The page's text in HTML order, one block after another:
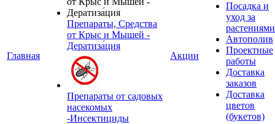
Главная
Препараты, Средства
от Крыс и Мышей -
Дератиза́ция
Препараты от садовых
насекомых
-Инсектициды
Акции
Посадка и
уход за
растениями
Автополив
Проектные
работы
Доставка
заказов
Доставка
цветов
(букетов)